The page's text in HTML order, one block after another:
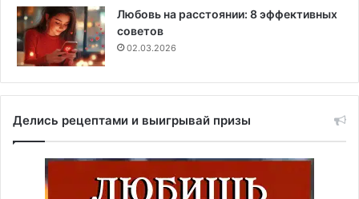
Любовь на расстоянии: 8 эффективных
советов
02.03.2026
Делись рецептами и выигрывай призы